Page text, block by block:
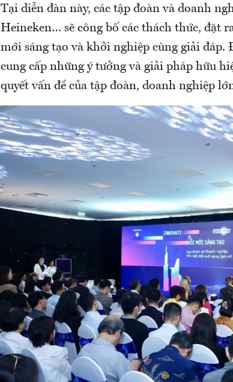
Tại diễn đàn này, các tập đoàn và doanh
Heineken… sẽ công bố các thách thức, đặt
mới sáng tạo và khởi nghiệp cùng giải đáp.
cung cấp những ý tưởng và giải pháp hữu
quyết vấn đề của tập đoàn, doanh nghiệp